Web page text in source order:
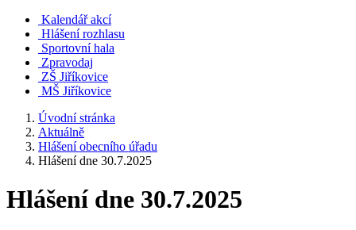
Kalendář akcí
Hlášení rozhlasu
Sportovní hala
Zpravodaj
ZŠ Jiříkovice
MŠ Jiříkovice
Úvodní stránka
Aktuálně
Hlášení obecního úřadu
Hlášení dne 30.7.2025
Hlášení dne 30.7.2025